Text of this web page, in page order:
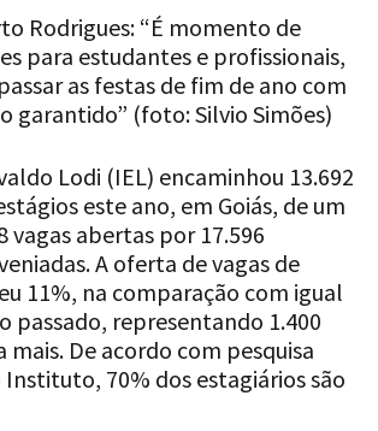
Rodrigues: “É momento de
para estudantes e profissionais,
as festas de fim de ano com
garantido” (foto: Silvio Simões)
Lodi (IEL) encaminhou 13.692
este ano, em Goiás, de um
vagas abertas por 17.596
A oferta de vagas de
11%, na comparação com igual
passado, representando 1.400
mais. De acordo com pesquisa
70% dos estagiários são